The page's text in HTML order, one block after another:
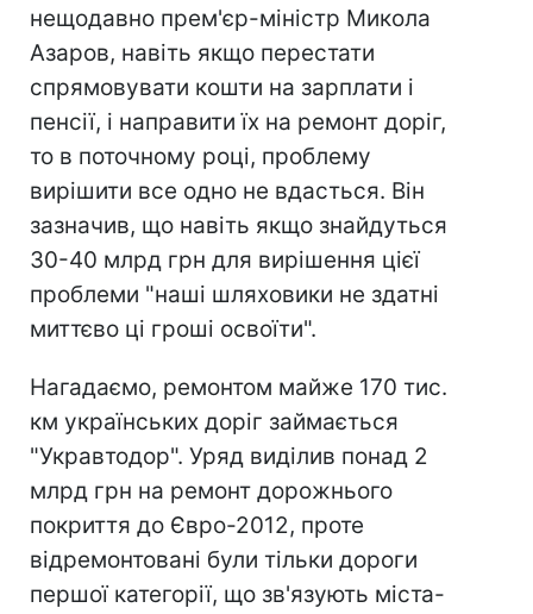
нещодавно прем'єр-міністр Микола
Азаров, навіть якщо перестати
спрямовувати кошти на зарплати і
пенсії, і направити їх на ремонт доріг,
то в поточному році, проблему
вирішити все одно не вдасться. Він
зазначив, що навіть якщо знайдуться
30-40 млрд грн для вирішення цієї
проблеми "наші шляховики не здатні
миттєво ці гроші освоїти".
Нагадаємо, ремонтом майже 170 тис.
км українських доріг займається
"Укравтодор". Уряд виділив понад 2
млрд грн на ремонт дорожнього
покриття до Євро-2012, проте
відремонтовані були тільки дороги
першої категорії, що зв'язують міста-